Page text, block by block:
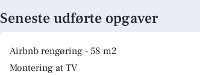
Seneste udførte opgaver
Airbnb rengøring - 58 m2
Montering at TV